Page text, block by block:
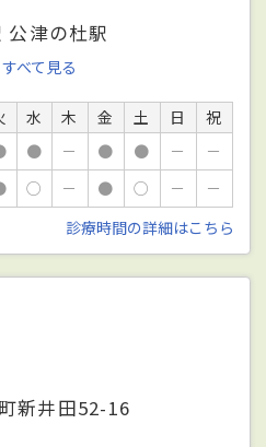
公津の杜駅
すべて見る
水 木 金 土 日
祝
● － ● ● －
－
○ － ● ○ －
－
診療時間の詳細はこちら
新井田52-16